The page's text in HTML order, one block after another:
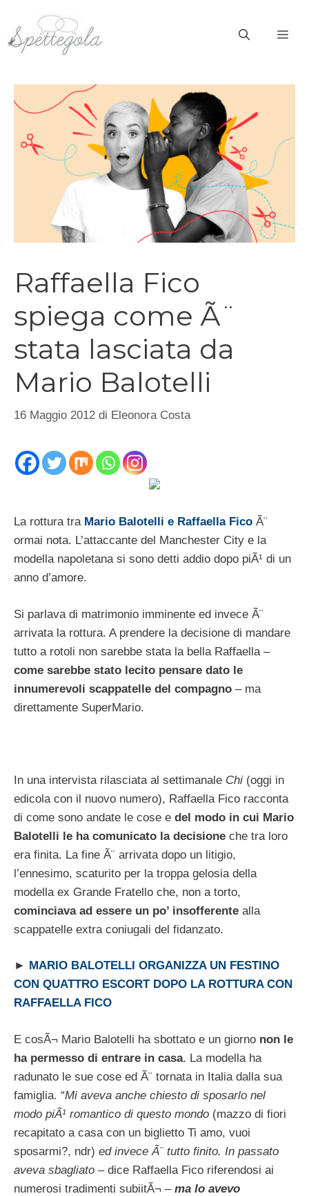
contenuto
Raffaella Fico
spiega come Ã¨
stata lasciata da
Mario Balotelli
16 Maggio 2012 di Eleonora Costa
La rottura tra Mario Balotelli e Raffaella Fico Ã¨
ormai nota. L’attaccante del Manchester City e la
modella napoletana si sono detti addio dopo piÃ¹ di un
anno d’amore.
Si parlava di matrimonio imminente ed invece Ã¨
arrivata la rottura. A prendere la decisione di mandare
tutto a rotoli non sarebbe stata la bella Raffaella –
come sarebbe stato lecito pensare dato le
innumerevoli scappatelle del compagno – ma
direttamente SuperMario.
In una intervista rilasciata al settimanale Chi (oggi in
edicola con il nuovo numero), Raffaella Fico racconta
di come sono andate le cose e del modo in cui Mario
Balotelli le ha comunicato la decisione che tra loro
era finita. La fine Ã¨ arrivata dopo un litigio,
l’ennesimo, scaturito per la troppa gelosia della
modella ex Grande Fratello che, non a torto,
cominciava ad essere un po’ insofferente alla
scappatelle extra coniugali del fidanzato.
►
MARIO BALOTELLI ORGANIZZA UN FESTINO
CON QUATTRO ESCORT DOPO LA ROTTURA CON
RAFFAELLA FICO
E cosÃ¬ Mario Balotelli ha sbottato e un giorno non le
ha permesso di entrare in casa. La modella ha
radunato le sue cose ed Ã¨ tornata in Italia dalla sua
famiglia. “Mi aveva anche chiesto di sposarlo nel
modo piÃ¹ romantico di questo mondo (mazzo di fiori
recapitato a casa con un biglietto Ti amo, vuoi
sposarmi?, ndr) ed invece Ã¨ tutto finito. In passato
aveva sbagliato – dice Raffaella Fico riferendosi ai
numerosi tradimenti subiitÃ¬ – ma lo avevo